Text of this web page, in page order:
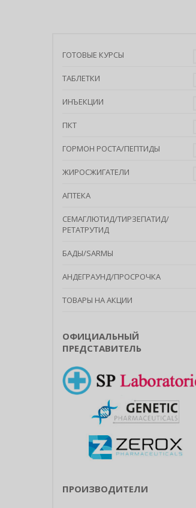
ГОТОВЫЕ КУРСЫ
ТАБЛЕТКИ
ИНЪЕКЦИИ
ПКТ
ГОРМОН РОСТА/ПЕПТИДЫ
ЖИРОСЖИГАТЕЛИ
АПТЕКА
СЕМАГЛЮТИД/ТИРЗЕПАТИД/
РЕТАТРУТИД
БАДЫ/SARMЫ
АНДЕГРАУНД/ПРОСРОЧКА
ТОВАРЫ НА АКЦИИ
ОФИЦИАЛЬНЫЙ
ПРЕДСТАВИТЕЛЬ
ПРОИЗВОДИТЕЛИ